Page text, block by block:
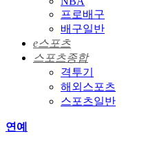
프로배구
배구일반
e스포츠
스포츠종합
격투기
해외스포츠
스포츠일반
연예